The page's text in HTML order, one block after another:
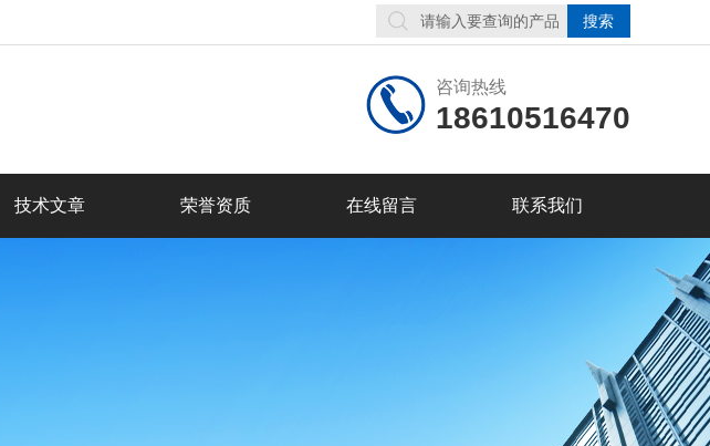
咨询热线
18610516470
技术文章 荣誉资质 在线留言 联系我们